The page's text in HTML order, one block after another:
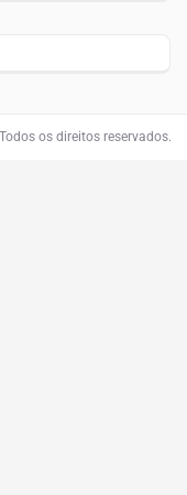
os direitos reservados.